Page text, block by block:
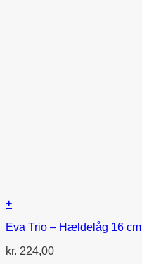
+
Eva Trio – Hældelåg 16 cm
kr. 224,00